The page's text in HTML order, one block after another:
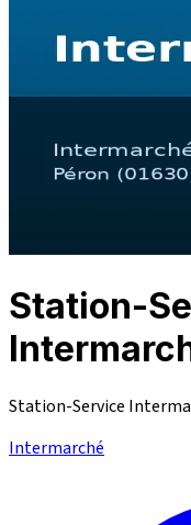
Station-
Station-Service
Intermarché